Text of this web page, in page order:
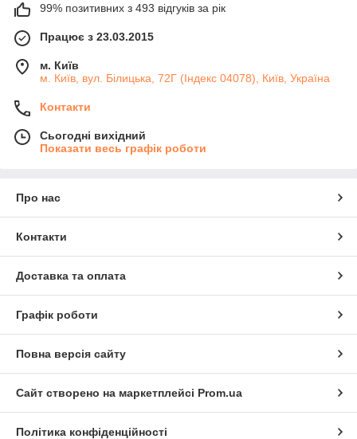
99% позитивних з 493 відгуків за рік
Працює з 23.03.2015
м. Київ
м. Київ, вул. Білицька, 72Г (Індекс 04078), Київ, Україна
Контакти
Сьогодні вихідний
Показати весь графік роботи
Про нас
Контакти
Доставка та оплата
Графік роботи
Повна версія сайту
Сайт створено на маркетплейсі Prom.ua
Політика конфіденційності